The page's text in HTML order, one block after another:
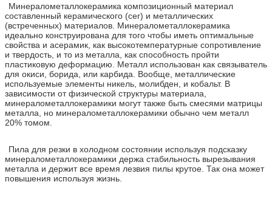
Минералометаллокерамика композиционный материал
составленный керамического (cer) и металлических
(встреченных) материалов. Минералометаллокерамика
идеально конструирована для того чтобы иметь оптимальные
свойства и асерамик, как высокотемпературные сопротивление
и твердость, и то из металла, как способность пройти
пластиковую деформацию. Металл использован как связыватель
для окиси, борида, или карбида. Вообще, металлические
используемые элементы никель, молибден, и кобальт. В
зависимости от физической структуры материала,
минералометаллокерамики могут также быть смесями матрицы
металла, но минералометаллокерамики обычно чем металл
20% томом.
Пила для резки в холодном состоянии используя подсказку
минералометаллокерамики держа стабильность вырезывания
металла и держит все время лезвия пилы крутое. Так она может
повышения используя жизнь.